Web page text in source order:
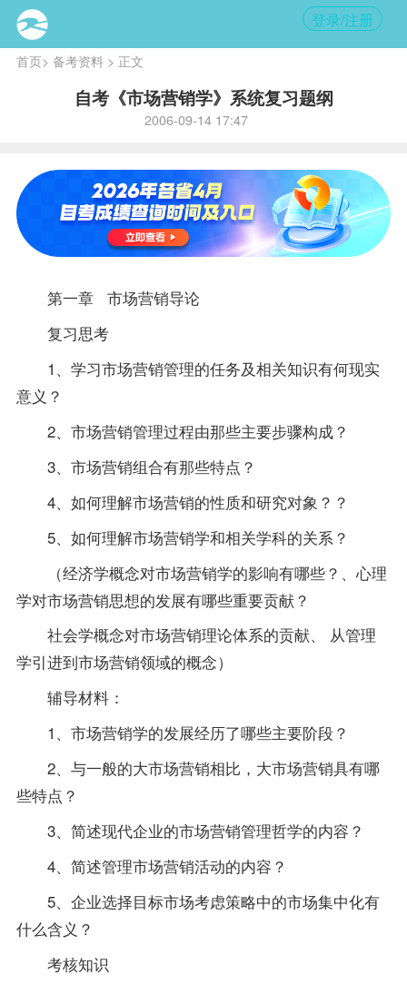
登录/注册
首页> 备考资料> 正文
自考《市场营销学》系统复习题纲
2006-09-14 17:47
第一章 市场营销导论
复习思考
1、学习市场营销管理的任务及相关知识有何现实
意义？
2、市场营销管理过程由那些主要步骤构成？
3、市场营销组合有那些特点？
4、如何理解市场营销的性质和研究对象？？
5、如何理解市场营销学和相关学科的关系？
（经济学概念对市场营销学的影响有哪些？、心理
学对市场营销思想的发展有哪些重要贡献？
社会学概念对市场营销理论体系的贡献、 从管理
学引进到市场营销领域的概念）
辅导材料：
1、市场营销学的发展经历了哪些主要阶段？
2、与一般的大市场营销相比，大市场营销具有哪
些特点？
3、简述现代企业的市场营销管理哲学的内容？
4、简述管理市场营销活动的内容？
5、企业选择目标市场考虑策略中的市场集中化有
什么含义？
考核知识